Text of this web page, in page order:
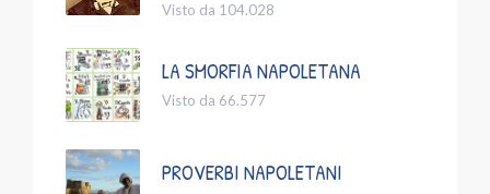
Visto da 104.028
LA SMORFIA NAPOLETANA
Visto da 66.577
PROVERBI NAPOLETANI